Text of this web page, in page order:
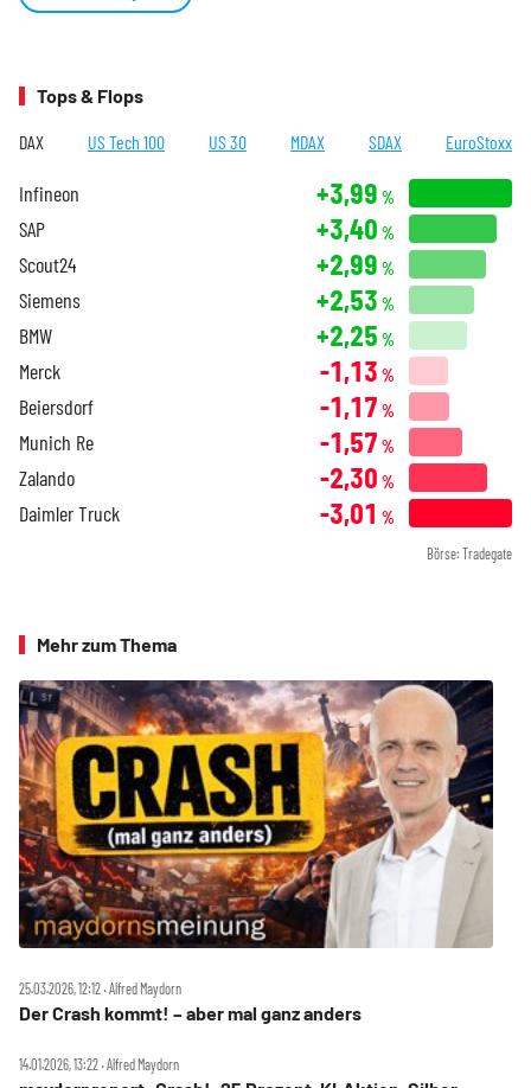
Tops & Flops
DAX US Tech 100 US 30 MDAX SDAX EuroStoxx
Infineon +3,99 %
SAP +3,40 %
Scout24 +2,99 %
Siemens +2,53 %
BMW +2,25 %
Merck -1,13 %
Beiersdorf -1,17 %
Munich Re -1,57 %
Zalando -2,30 %
Daimler Truck -3,01 %
Börse: Tradegate
Mehr zum Thema
25.03.2026, 12:12 ‧ Alfred Maydorn
Der Crash kommt! – aber mal ganz anders
14.01.2026, 13:22 ‧ Alfred Maydorn